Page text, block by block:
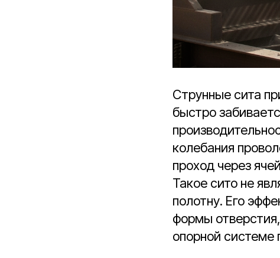
Струнные сита
быстро
колебания
проход через
Такое сито не
полотну. Его
формы
опорной системе